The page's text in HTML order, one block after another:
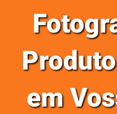
em